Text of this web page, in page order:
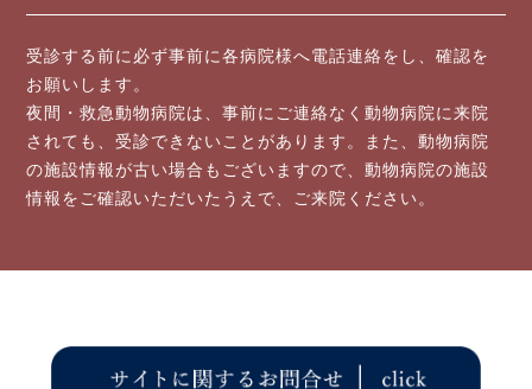
受診する前に必ず事前に各病院様へ電話連絡をし、確認を
お願いします。
夜間・救急動物病院は、事前にご連絡なく動物病院に来院
されても、受診できないことがあります。また、動物病院
の施設情報が古い場合もございますので、動物病院の施設
情報をご確認いただいたうえで、ご来院 ください。